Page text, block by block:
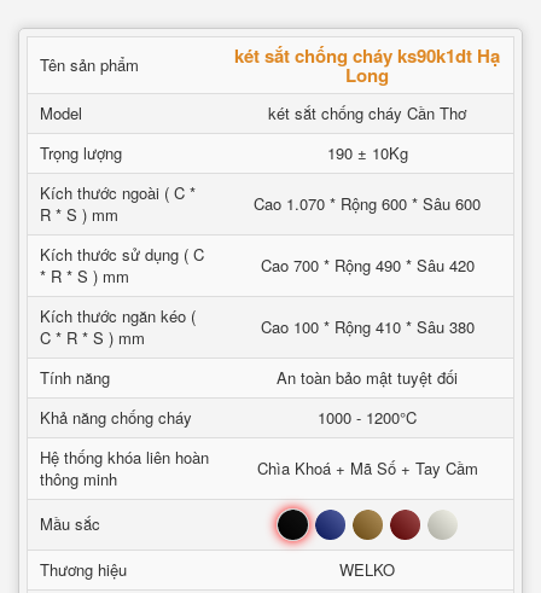
Tên sản phẩm két sắt chống cháy ks90k1dt Hạ
Long
Model
két sắt chống cháy Cần Thơ
Trọng lượng
190 ± 10Kg
Kích thước ngoài ( C *
R * S ) mm
Cao 1.070 * Rộng 600 * Sâu 600
Kích thước sử dụng ( C
* R * S ) mm
Cao 700 * Rộng 490 * Sâu 420
Kích thước ngăn kéo (
C * R * S ) mm
Cao 100 * Rộng 410 * Sâu 380
Tính năng
An toàn bảo mật tuyệt đối
Khả năng chống cháy
1000 - 1200°C
Hệ thống khóa liên hoàn
thông minh
Chìa Khoá + Mã Số + Tay Cầm
Mầu sắc Đen Xanh Nâu Đỏ Trắng
Thương hiệu
WELKO